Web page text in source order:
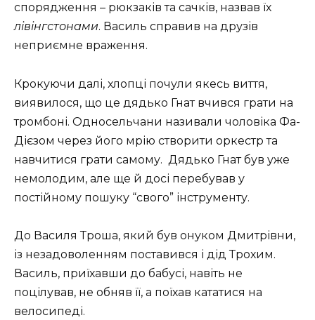
спорядження – рюкзаків та сачків, назвав їх
лівінгстонами. Василь справив на друзів
неприємне враження.
Крокуючи далі, хлопці почули якесь виття,
виявилося, що це дядько Гнат вчився грати на
тромбоні. Односельчани називали чоловіка Фа-
Дієзом через його мрію створити оркестр та
навчитися грати самому. Дядько Гнат був уже
немолодим, але ще й досі перебував у
постійному пошуку “свого” інструменту.
До Василя Троша, який був онуком Дмитрівни,
із незадоволенням поставився і дід Трохим.
Василь, приїхавши до бабусі, навіть не
поцілував, не обняв її, а поїхав кататися на
велосипеді.